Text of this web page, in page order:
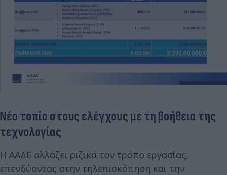
Νέο τοπίο στους ελέγχους με τη βοήθεια της
τεχνολογίας
Η ΑΑΔΕ αλλάζει ριζικά τον τρόπο εργασίας,
επενδύοντας στην τηλεπισκόπηση και την